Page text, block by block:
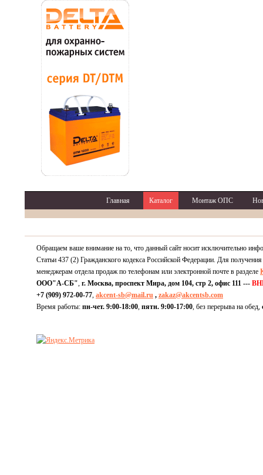
Главная Каталог Монтаж ОПС
Обращаем ваше внимание на то, что данный сайт носит исключительно
Статьи 437 (2) Гражданского кодекса Российской Федерации. Для
менеджерам отдела продаж по телефонам или электронной почте в разделе
ООО"А-СБ", г. Москва, проспект Мира, дом 104, стр 2, офис 111 ---
+7 (909) 972-00-77, akcent-sb@mail.ru , zakaz@akcentsb.com
Время работы: пн-чет. 9:00-18:00, пятн. 9:00-17:00, без перерыва на обед,